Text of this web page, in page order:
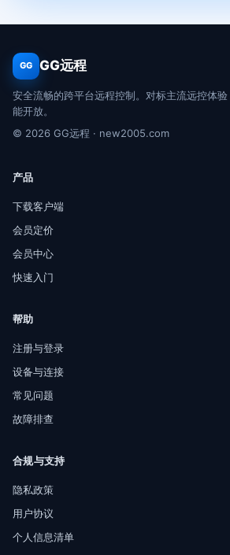
GG GG远程
安全流畅的跨平台远程控制。对标主流远控体
能开放。
© 2026 GG远程 · new2005.com
产品
下载客户端
会员定价
会员中心
快速入门
帮助
注册与登录
设备与连接
常见问题
故障排查
合规与支持
隐私政策
用户协议
个人信息清单